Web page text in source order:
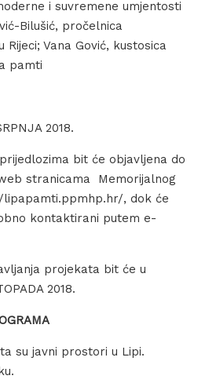
i suvremene umjentosti
Bilušić, pročelnica
Vana Gović, kustosica
pamti
2018.
bit će objavljena do
stranicama Memorijalnog
, dok će
kontaktirani putem e-
projekata bit će u
2018.
su javni prostori u Lipi.